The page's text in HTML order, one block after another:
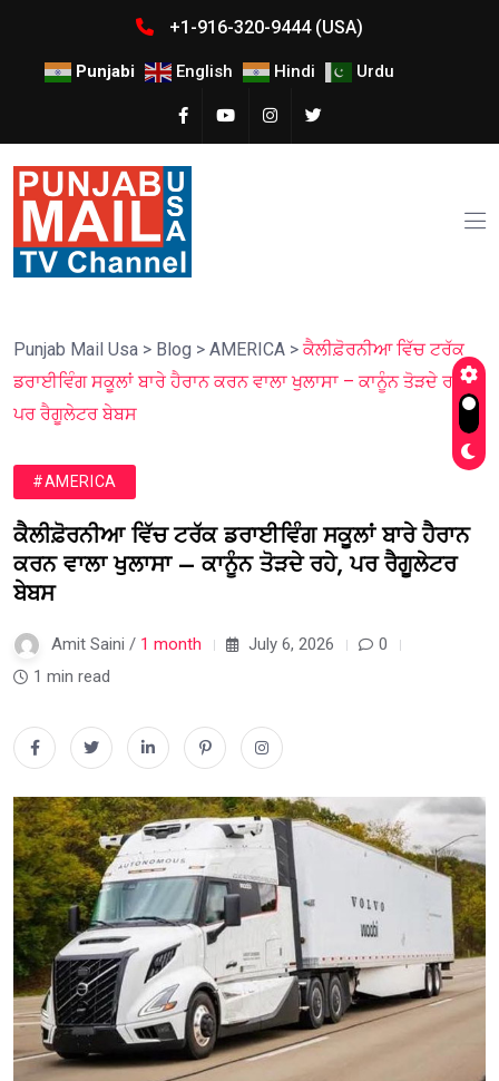
+1-916-320-9444 (USA)
Punjabi English Hindi Urdu
Punjab Mail Usa > Blog > AMERICA > ਕੈਲੀਫ਼ੋਰਨੀਆ ਵਿੱਚ ਟਰੱਕ
ਡਰਾਈਵਿੰਗ ਸਕੂਲਾਂ ਬਾਰੇ ਹੈਰਾਨ ਕਰਨ ਵਾਲਾ ਖੁਲਾਸਾ – ਕਾਨੂੰਨ ਤੋੜਦੇ ਰਹੇ,
ਪਰ ਰੈਗੂਲੇਟਰ ਬੇਬਸ
#AMERICA
ਕੈਲੀਫ਼ੋਰਨੀਆ ਵਿੱਚ ਟਰੱਕ ਡਰਾਈਵਿੰਗ ਸਕੂਲਾਂ ਬਾਰੇ ਹੈਰਾਨ
ਕਰਨ ਵਾਲਾ ਖੁਲਾਸਾ – ਕਾਨੂੰਨ ਤੋੜਦੇ ਰਹੇ, ਪਰ ਰੈਗੂਲੇਟਰ
ਬੇਬਸ
Amit Saini / 1 month July 6, 2026
0
1 min read